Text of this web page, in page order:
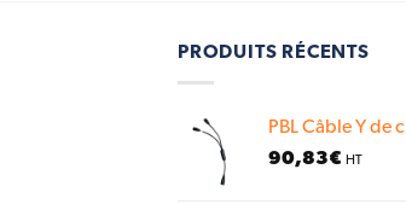
PRODUITS RÉCENTS
PBL Câble Y de
90,83€ HT